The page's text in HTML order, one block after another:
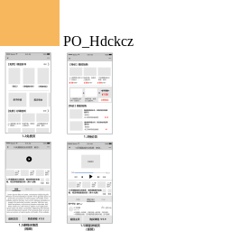
PO_Hdckcz